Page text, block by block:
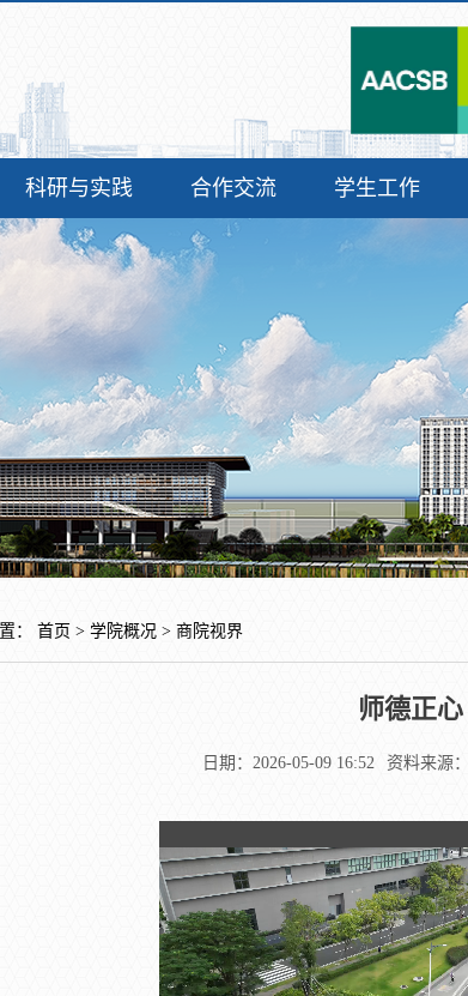
科研与实践 合作交流 学生工作
： 首页 > 学院概况 > 商院视界
师德正心
日期：2026-05-09 16:52 资料来源：